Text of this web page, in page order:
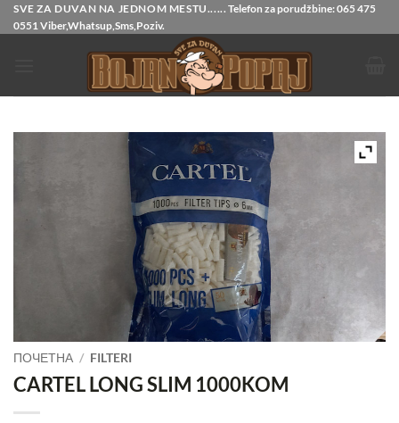
Прескочи
на
SVE ZA DUVAN NA JEDNOM MESTU...... Telefon za porudžbine:065 475
0551Viber,Whatsup,Sms,Poziv.
ПОЧЕТНА / FILTERI
CARTEL LONG SLIM 1000KOM